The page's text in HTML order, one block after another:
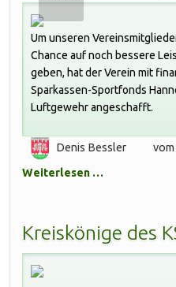
Um unseren
Chance auf noch bessere
geben, hat der Verein mit
Sparkassen-Sportfonds
Luftgewehr angeschafft.
Denis Bessler
Weiterlesen …
Kreiskönige des